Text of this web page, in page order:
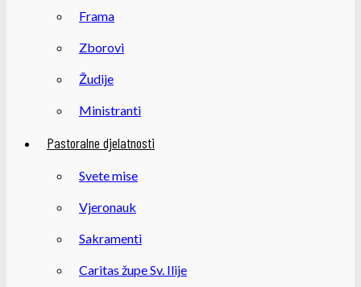
Frama
Zborovi
Žudije
Ministranti
Pastoralne djelatnosti
Svete mise
Vjeronauk
Sakramenti
Caritas župe Sv. Ilije